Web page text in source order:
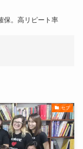
保。高リピート率
セブ